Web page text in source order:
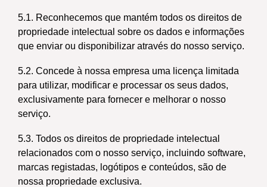
5.1. Reconhecemos que mantém todos os direitos de
propriedade intelectual sobre os dados e informações
que enviar ou disponibilizar através do nosso serviço.
5.2. Concede à nossa empresa uma licença limitada
para utilizar, modificar e processar os seus dados,
exclusivamente para fornecer e melhorar o nosso
serviço.
5.3. Todos os direitos de propriedade intelectual
relacionados com o nosso serviço, incluindo software,
marcas registadas, logótipos e conteúdos, são de
nossa propriedade exclusiva.